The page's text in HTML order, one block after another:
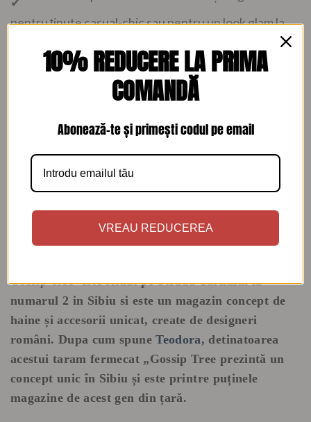
pentru ținute casual-chic sau pentru un look glam la
Caracteristici:
Material: piele
Stil: casual
Culoare: alb si auriu
Sistem închidere: fermoar
Dimensiuni 30/16 cm
Transportul e gratuit la comenzi de peste 300 de lei
Gossip Treeeste situatpe Strada Turnului la
numarul 2 in Sibiu si este un magazin concept de
haine și accesorii unicat, create de designeri
români. Dupa cum spuneTeodora, detinatoarea
acestui taram fermecat „Gossip Tree prezintă un
concept unic în Sibiu și este printre puținele
magazine de acest gen din țară.
10% REDUCERE LA PRIMA
COMANDĂ
Abonează-te și primești codul pe email
VREAU REDUCEREA